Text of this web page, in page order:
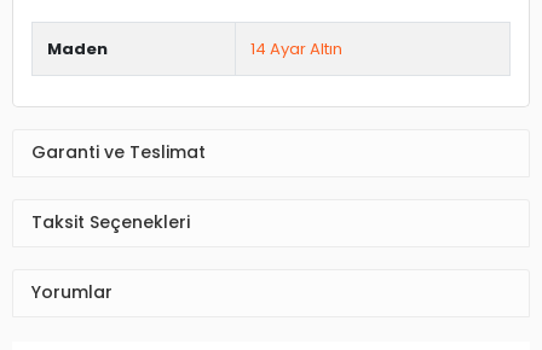
Maden 14 Ayar Altın
Garanti ve Teslimat
Taksit Seçenekleri
Yorumlar